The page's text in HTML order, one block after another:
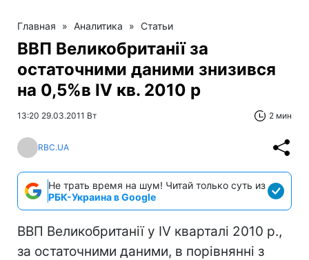
Главная » Аналитика » Статьи
ВВП Великобританії за
остаточними даними знизився
на 0,5%в IV кв. 2010 р
13:20 29.03.2011 Вт 2 мин
RBC.UA
Не трать время на шум! Читай только суть из
РБК-Украина в Google
ВВП Великобританії у IV кварталі 2010 р.,
за остаточними даними, в порівнянні з